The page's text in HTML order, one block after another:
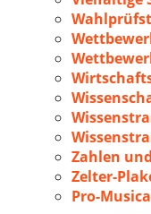
Zahlen
Zelter-
Pro-